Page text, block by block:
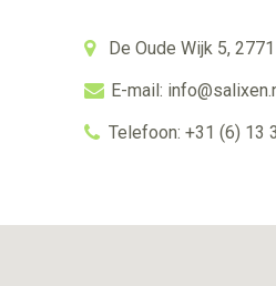
De Oude Wijk 5,
E-mail:
Telefoon: +31 (6) 13